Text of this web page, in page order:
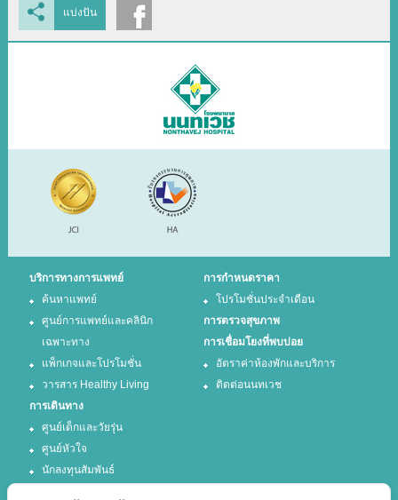
แบ่งปัน
บริการทางการแพทย์
ค้นหาแพทย์
ศูนย์การแพทย์และคลินิก
เฉพาะทาง
แพ็กเกจและโปรโมชั่น
วารสาร Healthy Living
การกำหนดราคา
โปรโมชั่นประจำเดือน
การตรวจสุขภาพ
การเชื่อมโยงที่พบบ่อย
อัตราค่าห้องพักและบริการ
ติดต่อนนทเวช
การเดินทาง
ศูนย์เด็กและวัยรุ่น
ศูนย์หัวใจ
นักลงทุนสัมพันธ์